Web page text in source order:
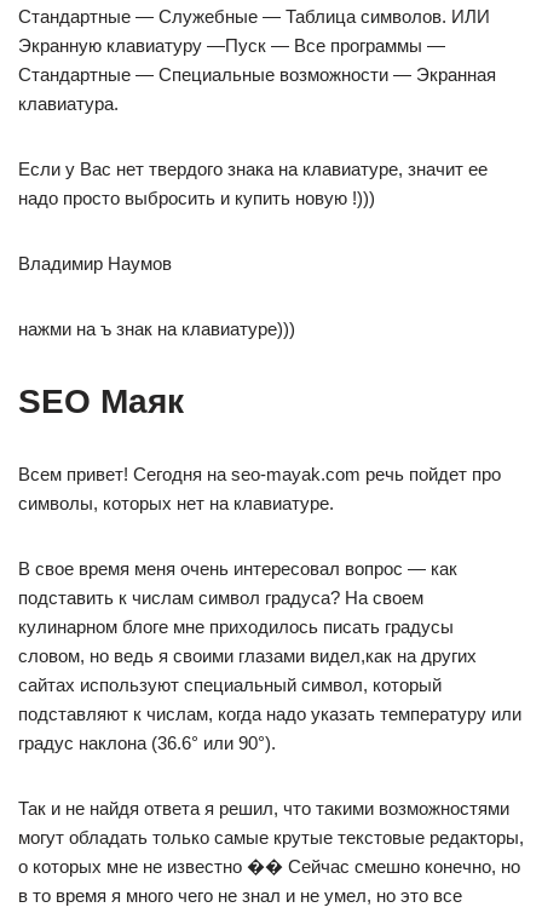
Стандартные — Служебные — Таблица символов. ИЛИ
Экранную клавиатуру —Пуск — Все программы —
Стандартные — Специальные возможности — Экранная
клавиатура.
Если у Вас нет твердого знака на клавиатуре, значит ее
надо просто выбросить и купить новую !)))
Владимир Наумов
нажми на ъ знак на клавиатуре)))
SEO Маяк
Всем привет! Сегодня на seo-mayak.com речь пойдет про
символы, которых нет на клавиатуре.
В свое время меня очень интересовал вопрос — как
подставить к числам символ градуса? На своем
кулинарном блоге мне приходилось писать градусы
словом, но ведь я своими глазами видел,как на других
сайтах используют специальный символ, который
подставляют к числам, когда надо указать температуру или
градус наклона (36.6° или 90°).
Так и не найдя ответа я решил, что такими возможностями
могут обладать только самые крутые текстовые редакторы,
о которых мне не известно �� Сейчас смешно конечно, но
в то время я много чего не знал и не умел, но это все